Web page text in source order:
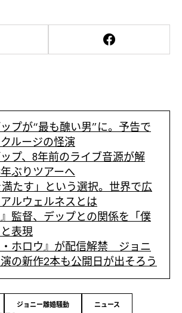
プが“最も醜い男”に。予告で
ルージの怪演
プ、8年前のライブ音源が解
ぶりツアーへ
たす」という選択。世界で広
ルウェルネスとは
監督、デップとの関係を「僕
表現
ホロウ』が配信解禁 ジョニ
の新作2本も公開日が出そろう
ジョニー離婚騒動 ニュース